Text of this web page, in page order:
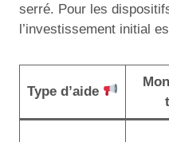
serré. Pour les
l’investissement initial
Type d’aide